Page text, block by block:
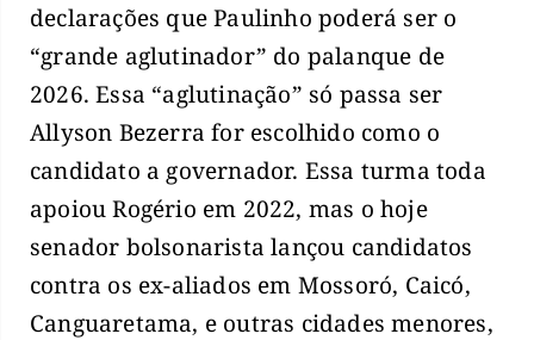
declarações que Paulinho poderá ser o
“grande aglutinador” do palanque de
2026. Essa “aglutinação” só passa ser
Allyson Bezerra for escolhido como o
candidato a governador. Essa turma toda
apoiou Rogério em 2022, mas o hoje
senador bolsonarista lançou candidatos
contra os ex-aliados em Mossoró, Caicó,
Canguaretama, e outras cidades menores,